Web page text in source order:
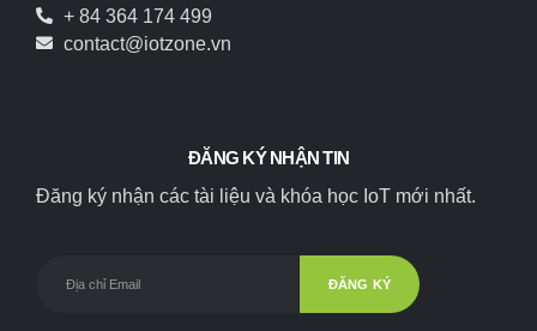
+ 84 364 174 499
contact@iotzone.vn
ĐĂNG KÝ NHẬN TIN
Đăng ký nhận các tài liệu và khóa học IoT mới nhất.